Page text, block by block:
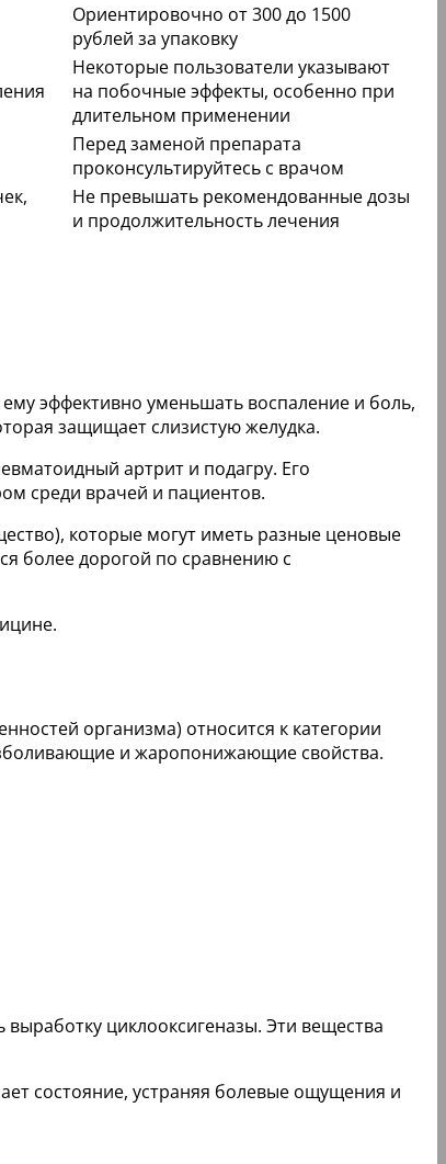
Ориентировочно от 300 до 1500
рублей за упаковку
Некоторые пользователи указывают
на побочные эффекты, особенно при
длительном применении
Перед заменой препарата
проконсультируйтесь с врачом
Не превышать рекомендованные дозы
и продолжительность лечения
эффективно уменьшать воспаление и боль,
защищает слизистую желудка.
артрит и подагру. Его
среди врачей и пациентов.
которые могут иметь разные ценовые
более дорогой по сравнению с
организма) относится к категории
и жаропонижающие свойства.
циклооксигеназы. Эти вещества
состояние, устраняя болевые ощущения и